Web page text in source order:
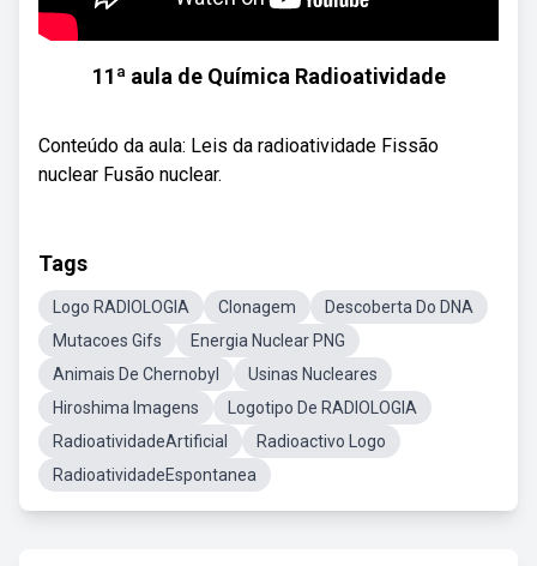
11ª aula de Química Radioatividade
Conteúdo da aula: Leis da radioatividade Fissão
nuclear Fusão nuclear.
Tags
Logo RADIOLOGIA Clonagem
Descoberta Do DNA
Mutacoes Gifs
Energia Nuclear PNG
Animais De Chernobyl
Usinas Nucleares
Hiroshima Imagens
Logotipo De RADIOLOGIA
RadioatividadeArtificial
Radioactivo Logo
RadioatividadeEspontanea